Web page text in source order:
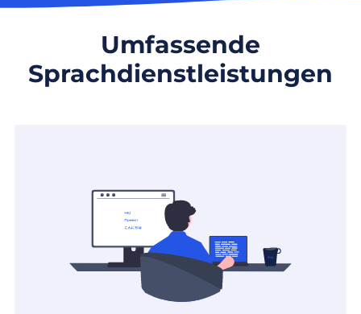
Umfassende
Sprachdienstleistungen